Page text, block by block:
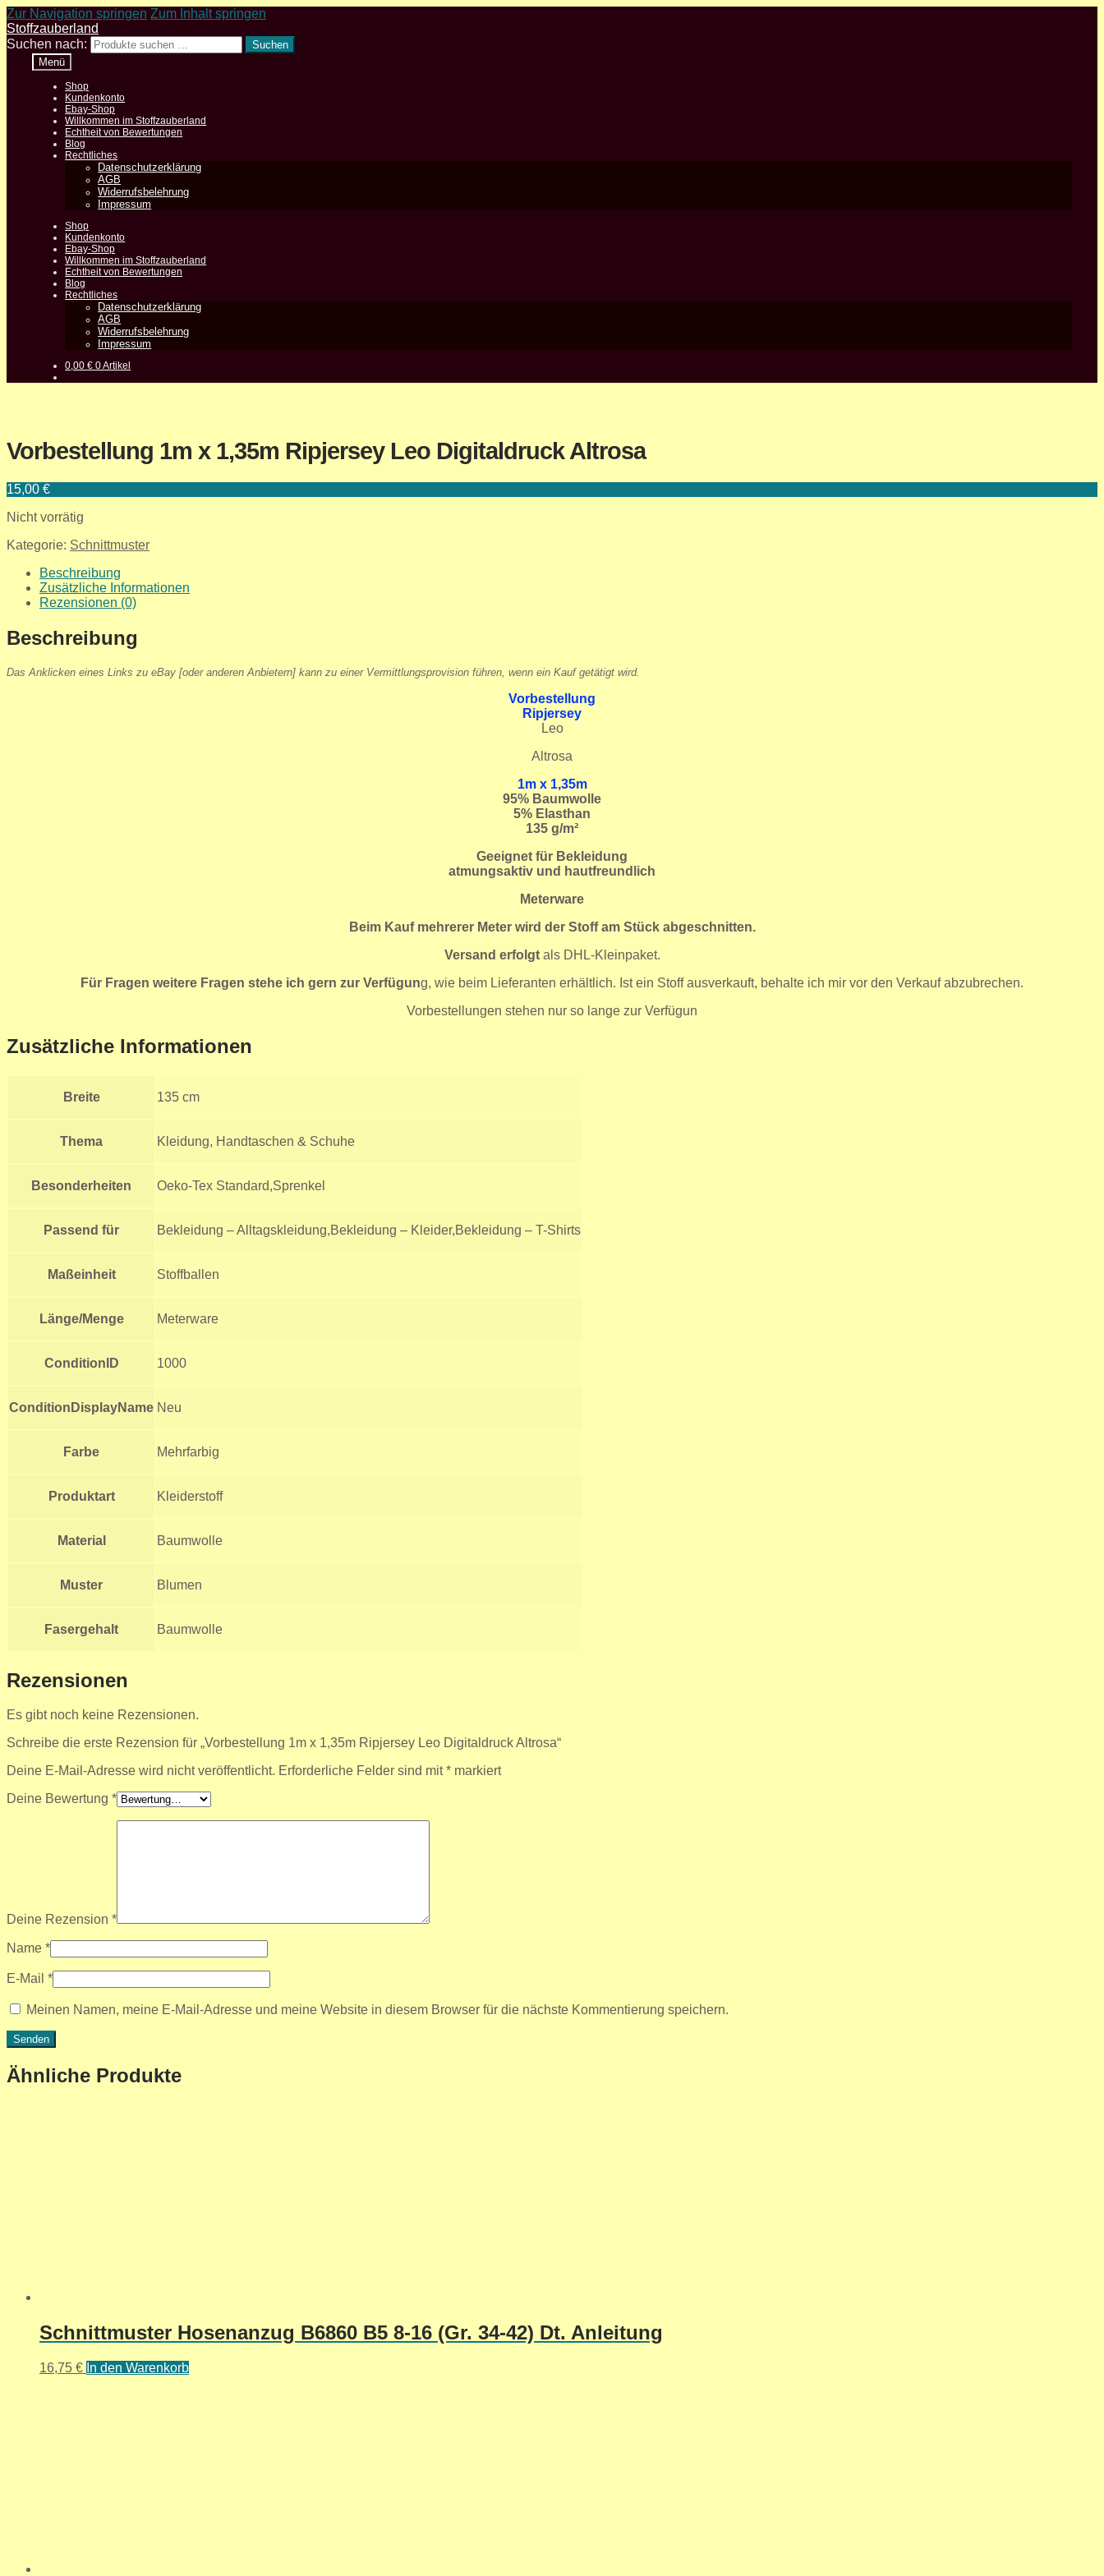
Zur Navigation springen Zum Inhalt springen
Stoffzauberland
Suchen nach:
Suchen
Menü
Shop
Kundenkonto
Ebay-Shop
Willkommen im Stoffzauberland
Echtheit von Bewertungen
Blog
Rechtliches
Datenschutzerklärung
AGB
Widerrufsbelehrung
Impressum
Shop
Kundenkonto
Ebay-Shop
Willkommen im Stoffzauberland
Echtheit von Bewertungen
Blog
Rechtliches
Datenschutzerklärung
AGB
Widerrufsbelehrung
Impressum
0,00€ 0 Artikel
Vorbestellung 1m x 1,35m Ripjersey Leo Digitaldruck Altrosa
15,00 €
Nicht vorrätig
Kategorie: Schnittmuster
Beschreibung
Zusätzliche Informationen
Rezensionen (0)
Beschreibung
Das Anklicken eines Links zu eBay [oder anderen Anbietern] kann zu einer Vermittlungsprovision führen, wenn ein Kauf getätigt wird.
Vorbestellung
Ripjersey
Leo
Altrosa
1m x 1,35m
95% Baumwolle
5% Elasthan
135 g/m²
Geeignet für Bekleidung
atmungsaktiv und hautfreundlich
Meterware
Beim Kauf mehrerer Meter wird der Stoff am Stück abgeschnitten.
Versand erfolgt als DHL-Kleinpaket.
Für Fragen weitere Fragen stehe ich gern zur Verfügung, wie beim Lieferanten erhältlich. Ist ein Stoff ausverkauft, behalte ich mir vor den Verkauf abzubrechen.
Vorbestellungen stehen nur so lange zur Verfügun
Zusätzliche Informationen
Breite 135 cm
Thema Kleidung, Handtaschen & Schuhe
Besonderheiten Oeko-Tex Standard,Sprenkel
Passend für Bekleidung – Alltagskleidung,Bekleidung – Kleider,Bekleidung – T-Shirts
Maßeinheit Stoffballen
Länge/Menge Meterware
ConditionID 1000
ConditionDisplayName Neu
Farbe Mehrfarbig
Produktart Kleiderstoff
Material Baumwolle
Muster Blumen
Fasergehalt Baumwolle
Rezensionen
Es gibt noch keine Rezensionen.
Schreibe die erste Rezension für „Vorbestellung 1m x 1,35m Ripjersey Leo Digitaldruck Altrosa“
Deine E-Mail-Adresse wird nicht veröffentlicht. Erforderliche Felder sind mit* markiert
Deine Bewertung *
Deine Rezension *
Name *
E-Mail *
Meinen Namen, meine E-Mail-Adresse und meine Website in diesem Browser für die nächste Kommentierung speichern.
Ähnliche Produkte
Schnittmuster Hosenanzug B6860 B5 8-16 (Gr. 34-42) Dt. Anleitung
16,75 € In den Warenkorb